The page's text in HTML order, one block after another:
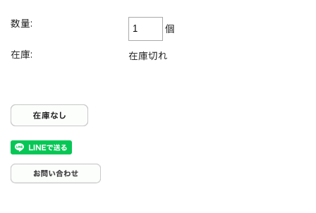
数量:
個
在庫:
在庫切れ